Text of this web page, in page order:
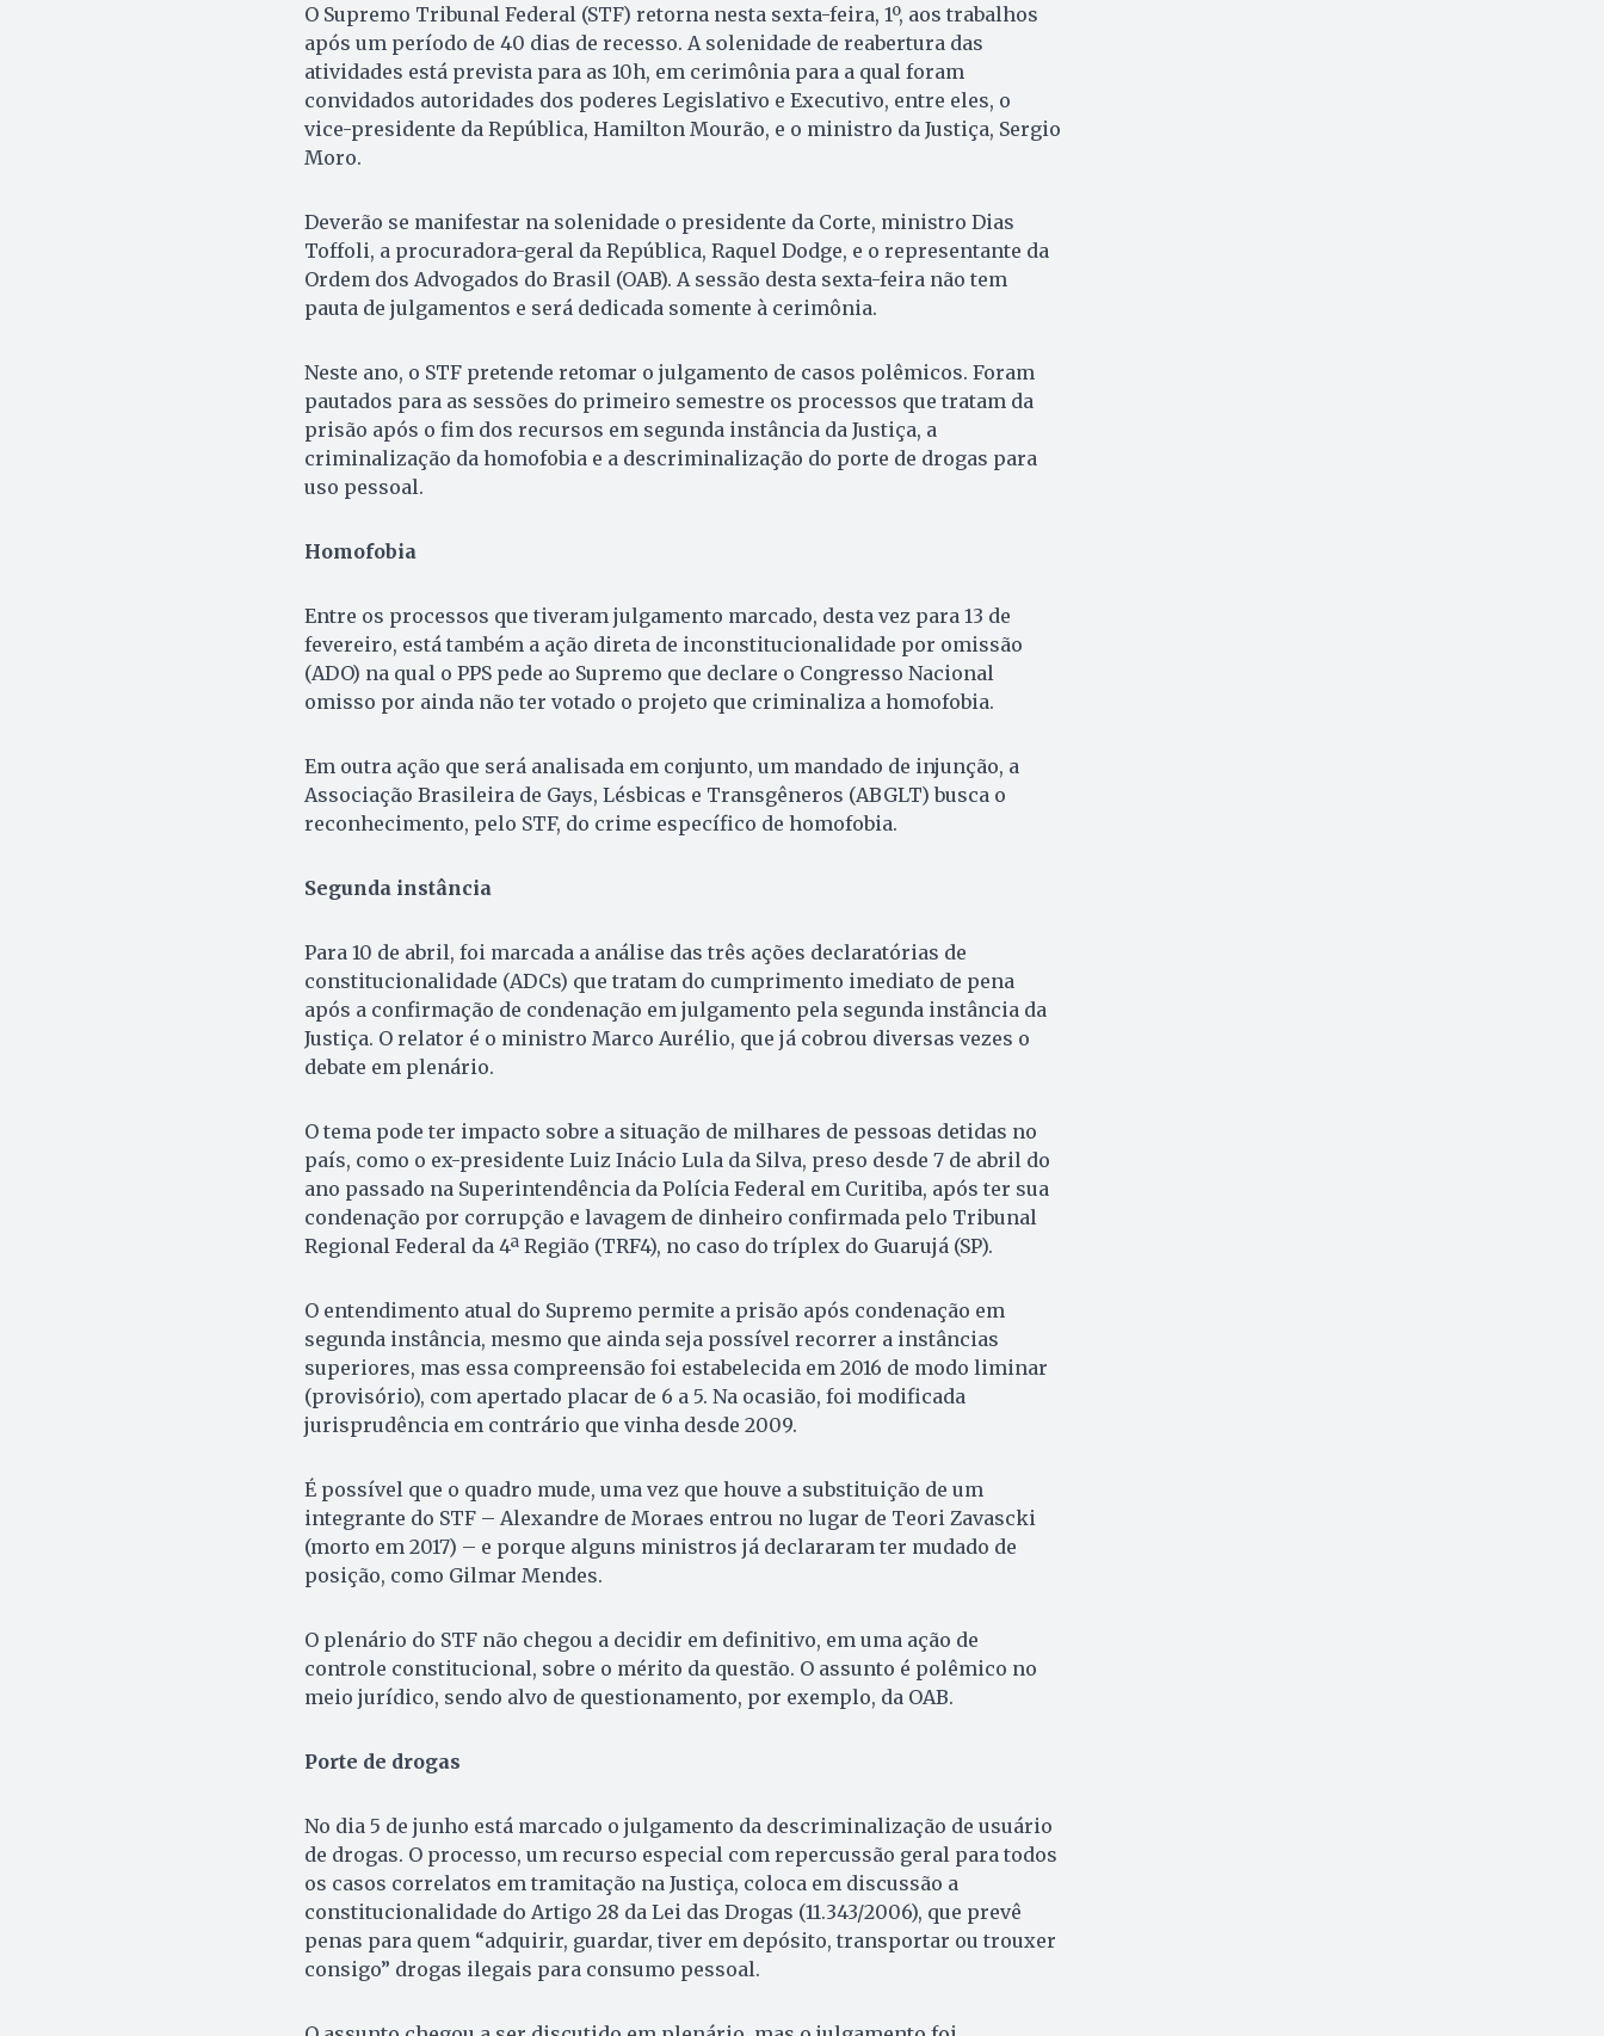
O Supremo Tribunal Federal (STF) retorna nesta sexta-feira, 1º, aos trabalhos
após um período de 40 dias de recesso. A solenidade de reabertura das
atividades está prevista para as 10h, em cerimônia para a qual foram
convidados autoridades dos poderes Legislativo e Executivo, entre eles, o
vice-presidente da República, Hamilton Mourão, e o ministro da Justiça, Sergio
Moro.
Deverão se manifestar na solenidade o presidente da Corte, ministro Dias
Toffoli, a procuradora-geral da República, Raquel Dodge, e o representante da
Ordem dos Advogados do Brasil (OAB). A sessão desta sexta-feira não tem
pauta de julgamentos e será dedicada somente à cerimônia.
Neste ano, o STF pretende retomar o julgamento de casos polêmicos. Foram
pautados para as sessões do primeiro semestre os processos que tratam da
prisão após o fim dos recursos em segunda instância da Justiça, a
criminalização da homofobia e a descriminalização do porte de drogas para
uso pessoal.
Homofobia
Entre os processos que tiveram julgamento marcado, desta vez para 13 de
fevereiro, está também a ação direta de inconstitucionalidade por omissão
(ADO) na qual o PPS pede ao Supremo que declare o Congresso Nacional
omisso por ainda não ter votado o projeto que criminaliza a homofobia.
Em outra ação que será analisada em conjunto, um mandado de injunção, a
Associação Brasileira de Gays, Lésbicas e Transgêneros (ABGLT) busca o
reconhecimento, pelo STF, do crime específico de homofobia.
Segunda instância
Para 10 de abril, foi marcada a análise das três ações declaratórias de
constitucionalidade (ADCs) que tratam do cumprimento imediato de pena
após a confirmação de condenação em julgamento pela segunda instância da
Justiça. O relator é o ministro Marco Aurélio, que já cobrou diversas vezes o
debate em plenário.
O tema pode ter impacto sobre a situação de milhares de pessoas detidas no
país, como o ex-presidente Luiz Inácio Lula da Silva, preso desde 7 de abril do
ano passado na Superintendência da Polícia Federal em Curitiba, após ter sua
condenação por corrupção e lavagem de dinheiro confirmada pelo Tribunal
Regional Federal da 4ª Região (TRF4), no caso do tríplex do Guarujá (SP).
O entendimento atual do Supremo permite a prisão após condenação em
segunda instância, mesmo que ainda seja possível recorrer a instâncias
superiores, mas essa compreensão foi estabelecida em 2016 de modo liminar
(provisório), com apertado placar de 6 a 5. Na ocasião, foi modificada
jurisprudência em contrário que vinha desde 2009.
É possível que o quadro mude, uma vez que houve a substituição de um
integrante do STF – Alexandre de Moraes entrou no lugar de Teori Zavascki
(morto em 2017) – e porque alguns ministros já declararam ter mudado de
posição, como Gilmar Mendes.
O plenário do STF não chegou a decidir em definitivo, em uma ação de
controle constitucional, sobre o mérito da questão. O assunto é polêmico no
meio jurídico, sendo alvo de questionamento, por exemplo, da OAB.
Porte de drogas
No dia 5 de junho está marcado o julgamento da descriminalização de usuário
de drogas. O processo, um recurso especial com repercussão geral para todos
os casos correlatos em tramitação na Justiça, coloca em discussão a
constitucionalidade do Artigo 28 da Lei das Drogas (11.343/2006), que prevê
penas para quem “adquirir, guardar, tiver em depósito, transportar ou trouxer
consigo” drogas ilegais para consumo pessoal.